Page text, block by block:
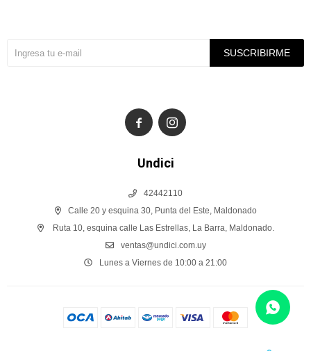
Undici
42442110
Calle 20 y esquina 30, Punta del Este, Maldonado
Ruta 10, esquina calle Las Estrellas, La Barra, Maldonado.
ventas@undici.com.uy
Lunes a Viernes de 10:00 a 21:00
SUSCRIBIRME
 